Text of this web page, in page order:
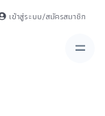
เข้าสู่ระบบ/สมัครสมาชิก